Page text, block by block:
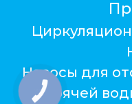
Насосы для
горячей